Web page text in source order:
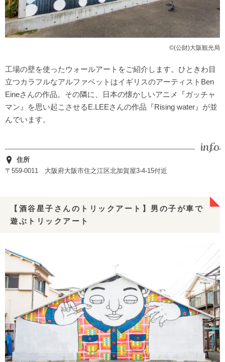
©(公財)大阪観光局
工場の壁を使ったウォールアートをご紹介します。ひときわ目
立つカラフルなアルファベットはイギリスのアーティストBen
Eineさんの作品。その隣に、日本の懐かしいアニメ『ガッチャ
マン』を思い起こさせるE.LEEさんの作品『Rising water』が並
んでいます。
住所
〒559-0011 大阪府大阪市住之江区北加賀屋3-4-15付近
【酒谷星子さんのトリックアート】男の子が車で
遊ぶトリックアート